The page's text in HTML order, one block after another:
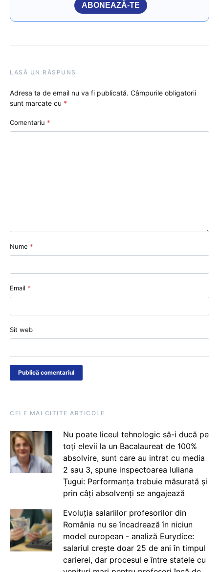
ABONEAZĂ-TE
LASĂ UN RĂSPUNS
Adresa ta de email nu va fi publicată. Câmpurile obligatorii
sunt marcate cu *
Comentariu *
Nume *
Email *
Sit web
CELE MAI CITITE ARTICOLE
Nu poate liceul tehnologic să-i ducă pe
toți elevii la un Bacalaureat de 100%
absolvire, sunt care au intrat cu media
2 sau 3, spune inspectoarea Iuliana
Țugui: Performanța trebuie măsurată și
prin câți absolvenți se angajează
Evoluția salariilor profesorilor din
România nu se încadrează în niciun
model european - analiză Eurydice:
salariul crește doar 25 de ani în timpul
carierei, dar procesul e între statele cu